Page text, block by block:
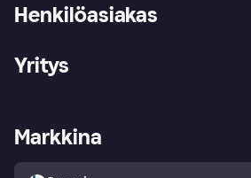
Henkilöasiakas
Kirjaudu sisään
Tutustu kauppoihin
Ostajan turva
Yritys
Kirjaudu sisään yrityksenä
Markkina